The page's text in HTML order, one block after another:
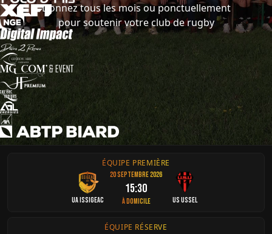
Donnez tous les mois ou ponctuellement
pour soutenir votre club de rugby
ÉQUIPE PREMIÈRE
UA Issigeac
20 septembre 2026
15:30
À domicile US Ussel
ÉQUIPE RÉSERVE